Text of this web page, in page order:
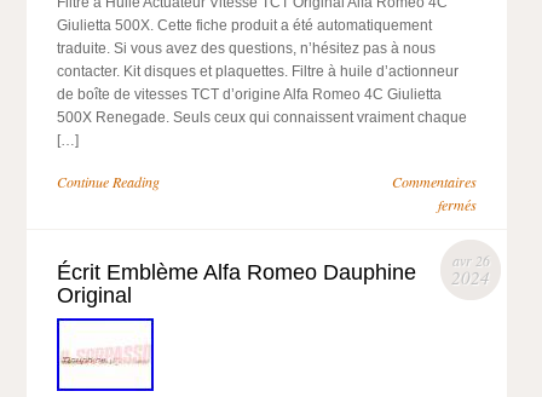
Giulietta 500X. Cette fiche produit a été automatiquement
traduite. Si vous avez des questions, n’hésitez pas à nous
contacter. Kit disques et plaquettes. Filtre à huile d’actionneur
de boîte de vitesses TCT d’origine Alfa Romeo 4C Giulietta
500X Renegade. Seuls ceux qui connaissent vraiment chaque
[…]
Continue Reading
Commentaires
fermés
avr 26
2024
Écrit Emblème Alfa Romeo Dauphine
Original